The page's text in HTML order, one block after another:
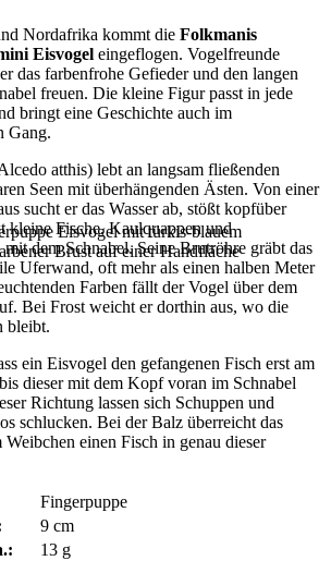
Eisvogel mit türkis-blauem
Brust auf einer Handfläche
Nordafrika kommt die Folkmanis
Eisvogel eingeflogen. Vogelfreunde
das farbenfrohe Gefieder und den langen
freuen. Die kleine Figur passt in jede
bringt eine Geschichte auch im
Gang.
atthis) lebt an langsam fließenden
Seen mit überhängenden Ästen. Von einer
sucht er das Wasser ab, stößt kopfüber
kleine Fische, Kaulquappen und
mit dem Schnabel. Seine Brutröhre gräbt das
Uferwand, oft mehr als einen halben Meter
Farben fällt der Vogel über dem
Bei Frost weicht er dorthin aus, wo die
bleibt.
ein Eisvogel den gefangenen Fisch erst am
dieser mit dem Kopf voran im Schnabel
Richtung lassen sich Schuppen und
schlucken. Bei der Balz überreicht das
Weibchen einen Fisch in genau dieser
Fingerpuppe
9 cm
13 g